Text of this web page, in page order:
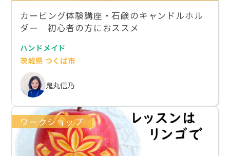
カービング体験講座・石鹸のキャンドルホル
ダー 初心者の方におススメ
ハンドメイド
茨城県 つくば市
鬼丸信乃
ワークショップ